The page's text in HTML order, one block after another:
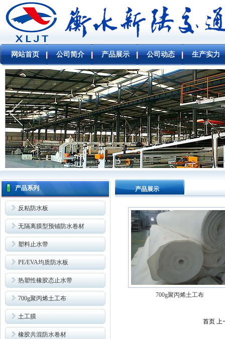
网站首页 公司简介 产品展示 公司动态 生产实力
产品系列
反粘防水板
无隔离膜型预铺防水卷材
塑料止水带
PE/EVA均质防水板
热塑性橡胶态止水带
700g聚丙烯土工布
土工膜
橡胶共混防水卷材
产品展示
700g聚丙烯土工布
首页 上